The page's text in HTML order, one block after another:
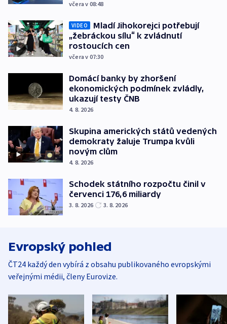
včera v 08:48
VIDEO
Mladí Jihokorejci potřebují
„žebráckou sílu“ k zvládnutí
rostoucích cen
včera v 07:30
Domácí banky by zhoršení
ekonomických podmínek zvládly,
ukazují testy ČNB
4. 8. 2026
Skupina amerických států vedených
demokraty žaluje Trumpa kvůli
novým clům
4. 8. 2026
Schodek státního rozpočtu činil v
červenci 176,6 miliardy
3. 8. 2026 3. 8. 2026
Evropský pohled
ČT24 každý den vybírá z obsahu publikovaného evropskými
veřejnými médii, členy Eurovize.